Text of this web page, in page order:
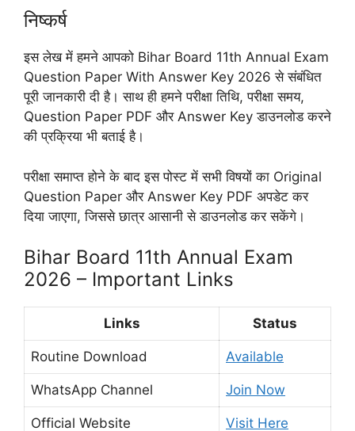
निष्कर्ष
इस लेख में हमने आपको Bihar Board 11th Annual Exam
Question Paper With Answer Key 2026 से संबंधित
पूरी जानकारी दी है। साथ ही हमने परीक्षा तिथि, परीक्षा समय,
Question Paper PDF और Answer Key डाउनलोड करने
की प्रक्रिया भी बताई है।
परीक्षा समाप्त होने के बाद इस पोस्ट में सभी विषयों का Original
Question Paper और Answer Key PDF अपडेट कर
दिया जाएगा, जिससे छात्र आसानी से डाउनलोड कर सकेंगे।
Bihar Board 11th Annual Exam
2026 – Important Links
Links Status
Routine Download Available
WhatsApp Channel Join Now
Official Website Visit Here